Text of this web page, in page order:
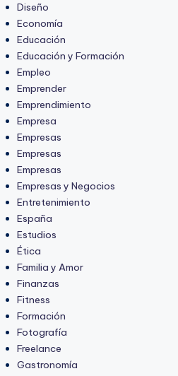
Diseño
Economía
Educación
Educación y Formación
Empleo
Emprender
Emprendimiento
Empresa
Empresas
Empresas
Empresas
Empresas y Negocios
Entretenimiento
España
Estudios
Ética
Familia y Amor
Finanzas
Fitness
Formación
Fotografía
Freelance
Gastronomía